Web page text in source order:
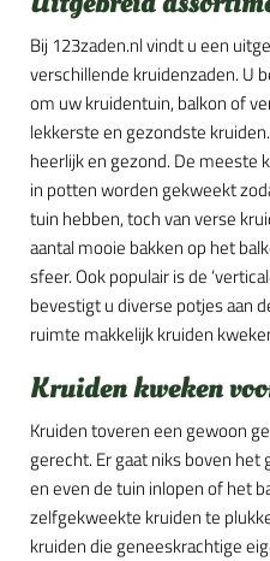
Bij 123zaden.nl vindt u een
verschillende kruidenzaden. U
om uw kruidentuin, balkon of
lekkerste en gezondste
heerlijk en gezond. De meeste
in potten worden gekweekt
tuin hebben, toch van verse
aantal mooie bakken op het
sfeer. Ook populair is de
bevestigt u diverse potjes aan
ruimte makkelijk kruiden
Kruiden kweken
Kruiden toveren een gewoon
gerecht. Er gaat niks boven
en even de tuin inlopen of het
zelfgekweekte kruiden te
kruiden die geneeskrachtige